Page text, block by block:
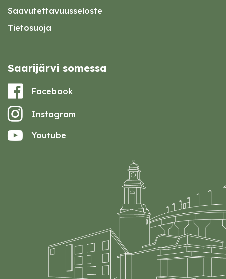
Saavutettavuusseloste
Tietosuoja
Saarijärvi somessa
Facebook
Instagram
Youtube